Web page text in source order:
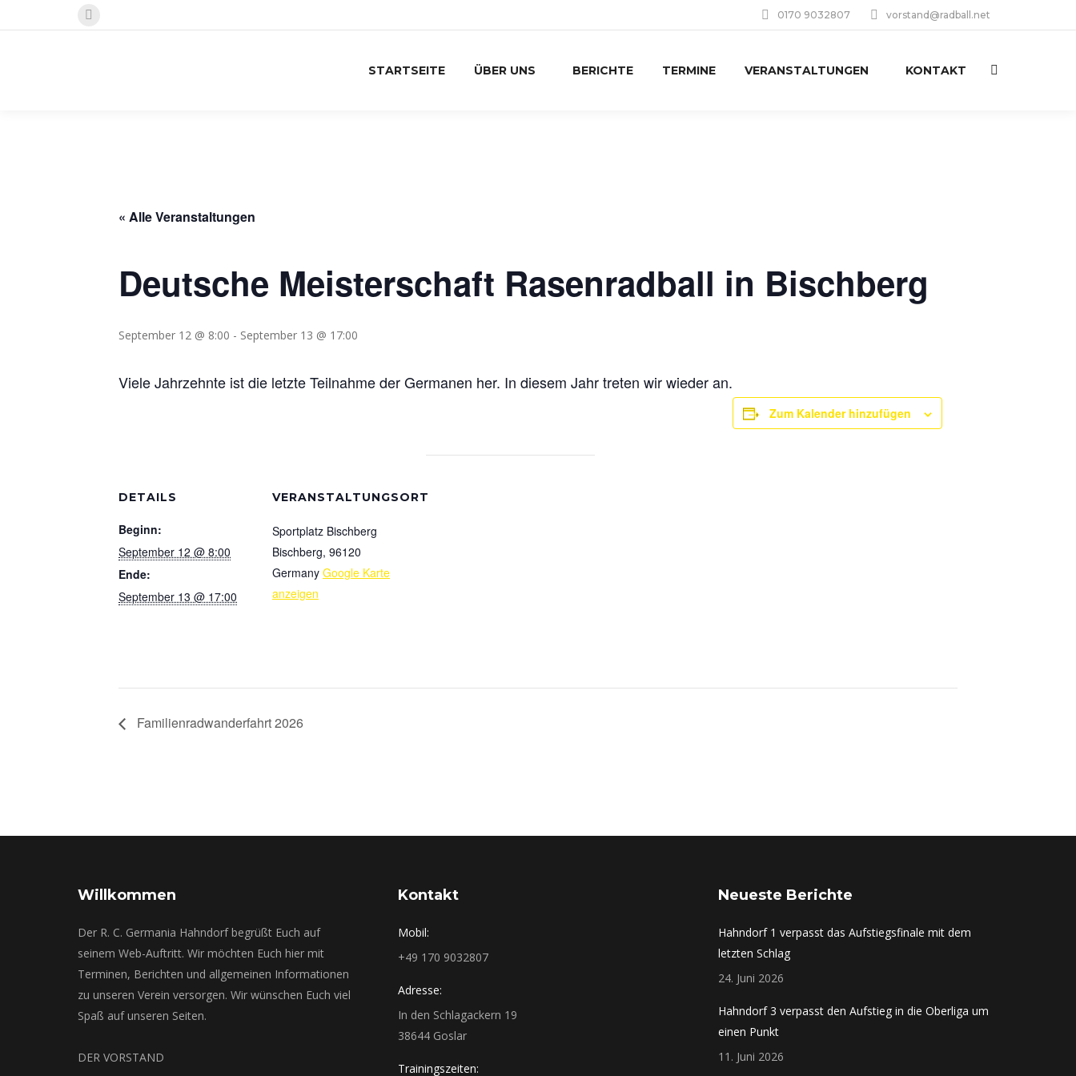
0170 9032807 vorstand@radball.net
STARTSEITE ÜBER UNS BERICHTE TERMINE VERANSTALTUNGEN KONTAKT Search:
« Alle Veranstaltungen
Deutsche Meisterschaft Rasenradball in Bischberg
September 12 @ 8:00 - September 13 @ 17:00
Viele Jahrzehnte ist die letzte Teilnahme der Germanen her. In diesem Jahr treten wir wieder an.
Zum Kalender hinzufügen
DETAILS
Beginn:
September 12 @ 8:00
Ende:
September 13 @ 17:00
VERANSTALTUNGSORT
Sportplatz Bischberg
Bischberg, 96120
Germany Google Karte
anzeigen
Familienradwanderfahrt 2026
Willkommen
Der R. C. Germania Hahndorf begrüßt Euch auf
seinem Web-Auftritt. Wir möchten Euch hier mit
Terminen, Berichten und allgemeinen Informationen
zu unseren Verein versorgen. Wir wünschen Euch viel
Spaß auf unseren Seiten.
DER VORSTAND
Kontakt
Mobil:
+49 170 9032807
Adresse:
In den Schlagackern 19
38644 Goslar
Trainingszeiten:
Neueste Berichte
Hahndorf 1 verpasst das Aufstiegsfinale mit dem
letzten Schlag
24. Juni 2026
Hahndorf 3 verpasst den Aufstieg in die Oberliga um
einen Punkt
11. Juni 2026